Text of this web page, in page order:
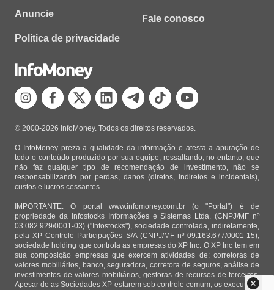
Anuncie
Política de privacidade
Fale conosco
© 2000-2026 InfoMoney. Todos os direitos reservados.
O InfoMoney preza a qualidade da informação e atesta a apuração de
todo o conteúdo produzido por sua equipe, ressaltando, no entanto, que
não faz qualquer tipo de recomendação de investimento, não se
responsabilizando por perdas, danos (diretos, indiretos e incidentais),
custos e lucros cessantes.
IMPORTANTE: O portal www.infomoney.com.br (o "Portal") é de
propriedade da Infostocks Informações e Sistemas Ltda. (CNPJ/MF nº
03.082.929/0001-03) ("Infostocks"), sociedade controlada, indiretamente,
pela XP Controle Participações S/A (CNPJ/MF nº 09.163.677/0001-15),
sociedade holding que controla as empresas do XP Inc. O XP Inc tem em
sua composição empresas que exercem atividades de: corretoras de
valores mobiliários, banco, seguradora, corretora de seguros, análise de
investimentos de valores mobiliários, gestoras de recursos de terceiros.
Apesar de as Sociedades XP estarem sob controle comum, os executivos